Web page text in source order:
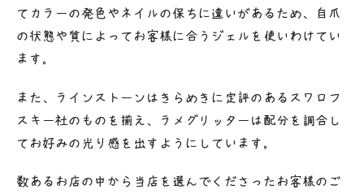
てカラーの発色やネイルの保ちに違いがあるため、自爪
の状態や質によってお客様に合うジェルを使いわけてい
ます。
また、ラインストーンはきらめきに定評のあるスワロフ
スキー社のものを揃え、ラメグリッターは配分を調合し
てお好みの光り感を出すようにしています。
数あるお店の中から当店を選んでくださったお客様のご